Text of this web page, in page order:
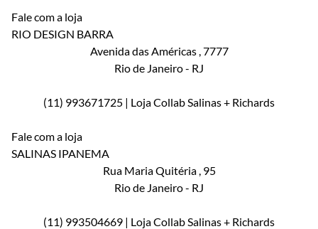
Fale com a loja
RIO DESIGN BARRA
Avenida das Américas , 7777
Rio de Janeiro- RJ
(11) 993671725 | Loja Collab Salinas + Richards
Fale com a loja
SALINAS IPANEMA
Rua Maria Quitéria , 95
Rio de Janeiro- RJ
(11) 993504669 | Loja Collab Salinas + Richards